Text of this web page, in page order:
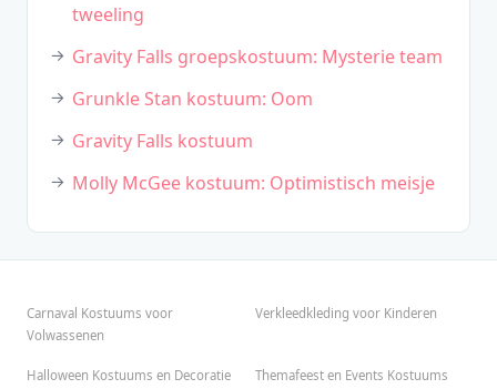
tweeling
Gravity Falls groepskostuum: Mysterie team
Grunkle Stan kostuum: Oom
Gravity Falls kostuum
Molly McGee kostuum: Optimistisch meisje
Carnaval Kostuums voor
Volwassenen
Verkleedkleding voor Kinderen
Halloween Kostuums en Decoratie Themafeest en Events Kostuums